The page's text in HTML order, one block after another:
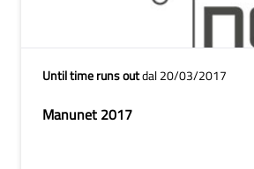
Until time runs outdal 20/03/2017
Manunet 2017